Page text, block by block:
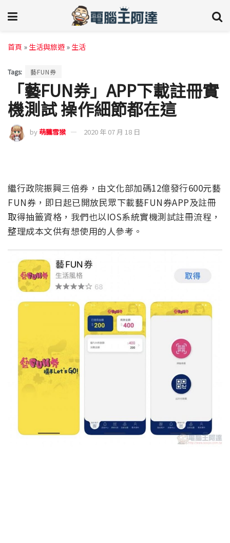
首頁 » 生活與旅遊 » 生活
Tags: 藝FUN券
「藝FUN券」APP下載註冊實
機測試 操作細節都在這
by 萌朧雪猴 2020 年 07 月 18 日
繼行政院振興三倍券，由文化部加碼12億發行600元藝
FUN券，即日起已開放民眾下載藝FUN券APP及註冊
取得抽籤資格，我們也以IOS系統實機測試註冊流程，
整理成本文供有想使用的人參考。